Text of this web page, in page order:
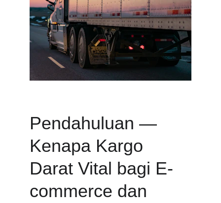
Pendahuluan —
Kenapa Kargo
Darat Vital bagi E-
commerce dan